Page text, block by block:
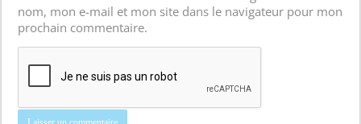
nom, mon e-mail et mon site dans le navigateur pour mon
prochain commentaire.